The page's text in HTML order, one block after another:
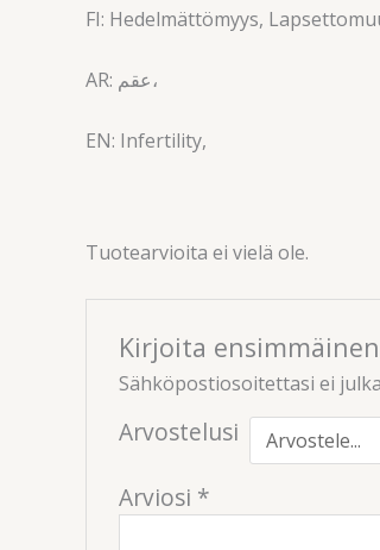
FI: Hedelmättömyys,
AR: عقم،
EN: Infertility,
Tuotearvioita ei vielä ole.
Kirjoita
Sähköpostiosoitettasi ei
Arvostelusi
Arviosi *